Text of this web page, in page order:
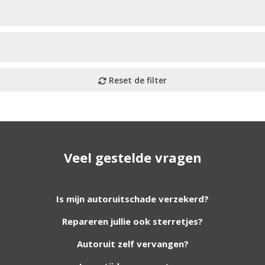
Veel gestelde vragen
Is mijn autoruitschade verzekerd?
Repareren jullie ook sterretjes?
Autoruit zelf vervangen?